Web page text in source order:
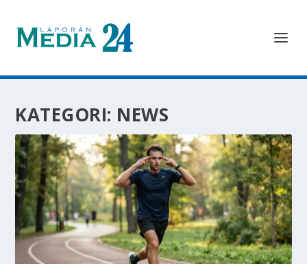
KATEGORI: NEWS